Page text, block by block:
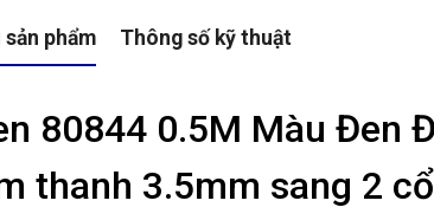
phẩm Thông số kỹ thuật
80844 0.5M Màu Đen
thanh 3.5mm sang 2